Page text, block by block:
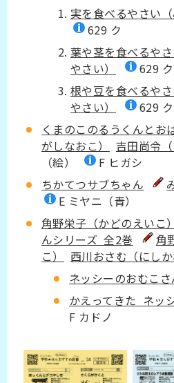
実を食べるやさい
629 ク
葉や茎を食べるや
やさい）
629 ク
根や豆を食べるや
やさい）
629 ク
くまのこのるうくんとお
がしなおこ）
吉田尚令（
（絵）
F ヒガシ
ちかてつサブちゃん
E ミヤニ（青）
角野栄子（かどのえいこ
んシリーズ 全2巻
角
こ）
西川おさむ（にしか
ネッシーのおむこさ
かえってきた ネッ
F カドノ